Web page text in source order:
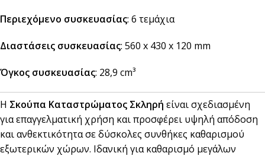
Περιεχόμενο συσκευασίας: 6 τεμάχια
Διαστάσεις συσκευασίας: 560 x 430 x 120 mm
Όγκος συσκευασίας: 28,9 cm³
Η Σκούπα Καταστρώματος Σκληρή είναι σχεδιασμένη
για επαγγελματική χρήση και προσφέρει υψηλή απόδοση
και ανθεκτικότητα σε δύσκολες συνθήκες καθαρισμού
εξωτερικών χώρων. Ιδανική για καθαρισμό μεγάλων